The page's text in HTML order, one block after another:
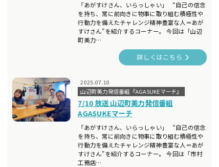
「あがすけさん、いらっしゃい」 “自己の信念
を持ち、常に前向きに物事に取り組む積極性や
行動力を備えたチャレンジ精神豊富な人＝あが
すけさん”を紹介するコーナー。 今回は「山辺
町美力…
詳しくはこちら
2025.07.10
山辺町美力発信番組『AGASUKEマーチ』
7/10 放送 山辺町美力発信番組
AGASUKEマーチ
「あがすけさん、いらっしゃい」 “自己の信念
を持ち、常に前向きに物事に取り組む積極性や
行動力を備えたチャレンジ精神豊富な人＝あが
すけさん”を紹介するコーナー。 今回は「市村
工務店…